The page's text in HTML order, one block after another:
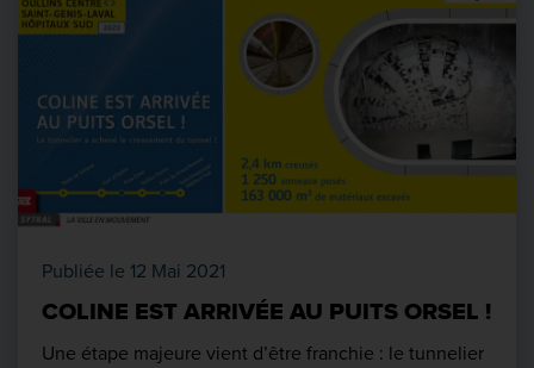
Publiée le 12 Mai 2021
COLINE EST ARRIVÉE AU PUITS ORSEL !
Une étape majeure vient d’être franchie : le tunnelier